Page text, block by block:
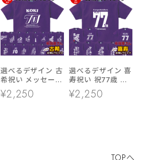
選べるデザイン 古
希祝い メッセージ
tシャツ ms70 プ
レゼント 全16種
¥2,250
選べるデザイン 喜
寿祝い 祝77歳 メ
ッセージTシャツ
ms107 七十七歳の
¥2,250